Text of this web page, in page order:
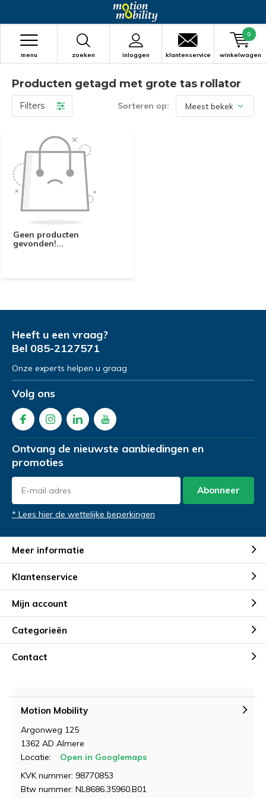
zoeken inloggen
menu klantenservice winkelwagen
0
Producten getagd met grote tas rollator
Filters Sorteren op:
Geen producten
gevonden!...
Heeft u een vraag?
Bel 085-2127571
Onze experts helpen u graag
Volg ons
Ontvang de nieuwste aanbiedingen en
promoties
Abonneer
* Lees hier de wettelijke beperkingen
Meer informatie
Klantenservice
Mijn account
Categorieën
Contact
Motion Mobility
Argonweg 125
1362 AD Almere
Locatie:
Open in Googlemaps
KVK nummer: 98770853
Btw nummer: NL8686.35960.B01